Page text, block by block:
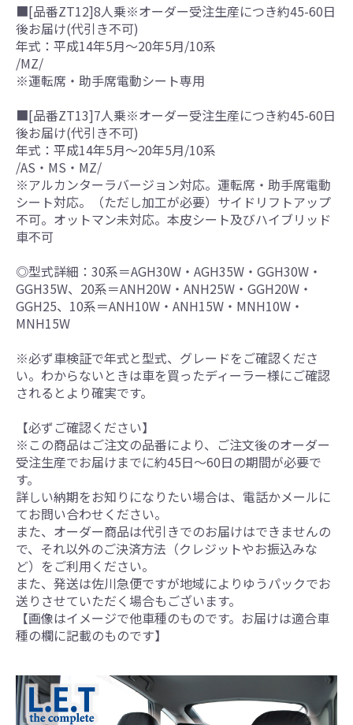
■[品番ZT12]8人乗※オーダー受注生産につき約45-60日
後お届け(代引き不可)
年式：平成14年5月～20年5月/10系
/MZ/
※運転席・助手席電動シート専用
■[品番ZT13]7人乗※オーダー受注生産につき約45-60日
後お届け(代引き不可)
年式：平成14年5月～20年5月/10系
/AS・MS・MZ/
※アルカンターラバージョン対応。運転席・助手席電動
シート対応。（ただし加工が必要）サイドリフトアップ
不可。オットマン未対応。本皮シート及びハイブリッド
車不可
◎型式詳細：30系＝AGH30W・AGH35W・GGH30W・
GGH35W、20系＝ANH20W・ANH25W・GGH20W・
GGH25、10系＝ANH10W・ANH15W・MNH10W・
MNH15W
※必ず車検証で年式と型式、グレードをご確認くださ
い。わからないときは車を買ったディーラー様にご確認
されるとより確実です。
【必ずご確認ください】
※この商品はご注文の品番により、ご注文後のオーダー
受注生産でお届けまでに約45日～60日の期間が必要で
す。
詳しい納期をお知りになりたい場合は、電話かメールに
てお問い合わせください。
また、オーダー商品は代引きでのお届けはできませんの
で、それ以外のご決済方法（クレジットやお振込みな
ど）をご利用ください。
また、発送は佐川急便ですが地域によりゆうパックでお
送りさせていただく場合もございます。
【画像はイメージで他車種のものです。お届けは適合車
種の欄に記載のものです】